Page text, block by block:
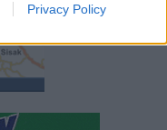
Privacy Policy